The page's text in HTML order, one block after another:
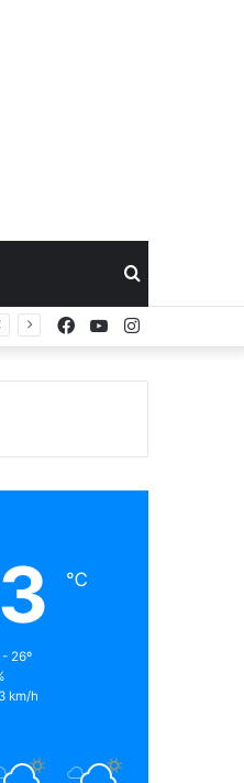
for
Instagram
YouTube
Facebook
℃
- 26º
km/h